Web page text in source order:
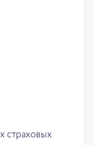
страховых